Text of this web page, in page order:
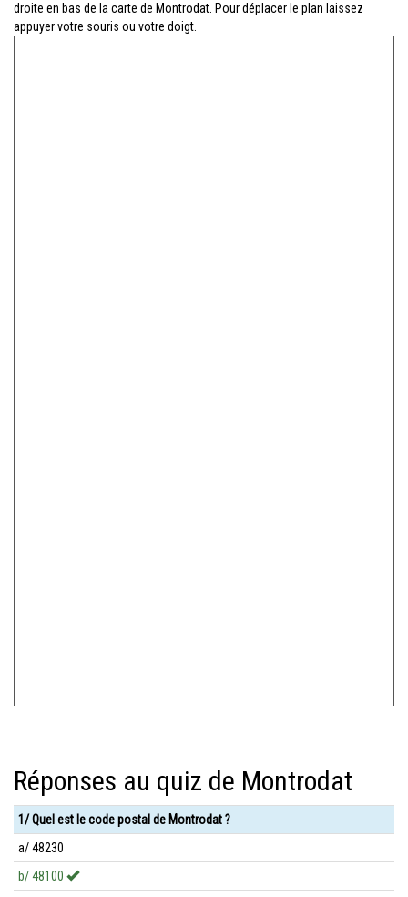
droite en bas de la carte de Montrodat. Pour déplacer le plan laissez
appuyer votre souris ou votre doigt.
Réponses au quiz de Montrodat
1/ Quel est le code postal de Montrodat ?
a/ 48230
b/ 48100